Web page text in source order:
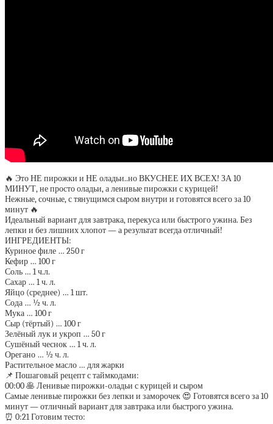
🔥 Это НЕ пирожки и НЕ оладьи..но ВКУСНЕЕ ИХ ВСЕХ! ЗА 10
МИНУТ, не просто оладьи, а ленивые пирожки с курицей!
Нежные, сочные, с тянущимся сыром внутри и готовятся всего за 10
минут 🔥
Идеальный вариант для завтрака, перекуса или быстрого ужина. Без
лепки и без лишних хлопот — а результат всегда отличный!
ИНГРЕДИЕНТЫ:
Куриное филе … 250 г
Кефир … 100 г
Соль … 1 ч.л.
Сахар … 1 ч. л.
Яйцо (среднее) … 1 шт.
Сода … ½ ч. л.
Мука … 100 г
Сыр (тёртый) … 100 г
Зелёный лук и укроп … 50 г
Сушёный чеснок … 1 ч. л.
Орегано … ½ ч. л.
Растительное масло … для жарки
📌 Пошаговый рецепт с таймкодами:
00:00 🥞 Ленивые пирожки-оладьи с курицей и сыром
Самые ленивые пирожки без лепки и заморочек 😍 Готовятся всего за 10
минут — отличный вариант для завтрака или быстрого ужина.
⏰ 0:21 Готовим тесто: